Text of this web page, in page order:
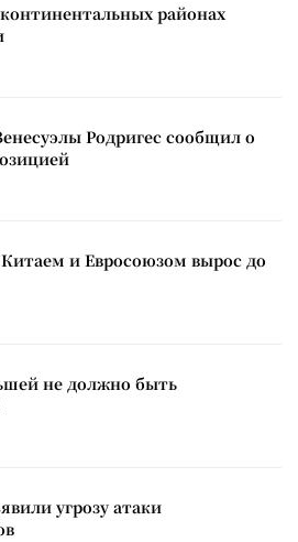
районах
Родригес сообщил о
и Евросоюзом вырос до
не должно быть
угрозу атаки